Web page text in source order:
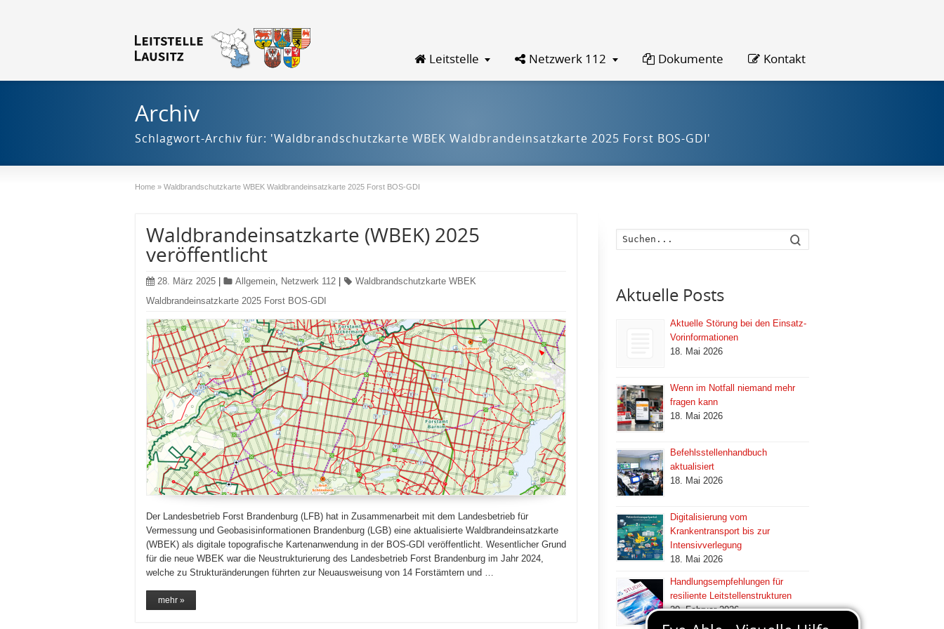
Leitstelle Netzwerk 112 Dokumente Kontakt
Archiv
Schlagwort-Archiv für: 'Waldbrandschutzkarte WBEK Waldbrandeinsatzkarte 2025 Forst BOS-GDI'
Home » Waldbrandschutzkarte WBEK Waldbrandeinsatzkarte 2025 Forst BOS-GDI
Waldbrandeinsatzkarte (WBEK) 2025
veröffentlicht
28. März 2025 Allgemein, Netzwerk 112
Waldbrandschutzkarte WBEK
Waldbrandeinsatzkarte 2025 Forst BOS-GDI
Der Landesbetrieb Forst Brandenburg (LFB) hat in Zusammenarbeit mit dem Landesbetrieb für
Vermessung und Geobasisinformationen Brandenburg (LGB) eine aktualisierte Waldbrandeinsatzkarte
(WBEK) als digitale topografische Kartenanwendung in der BOS-GDI veröffentlicht. Wesentlicher Grund
für die neue WBEK war die Neustrukturierung des Landesbetrieb Forst Brandenburg im Jahr 2024,
welche zu Strukturänderungen führten zur Neuausweisung von 14 Forstämtern und …
mehr »
Aktuelle Posts
Aktuelle Störung bei den Einsatz-
Vorinformationen
18. Mai 2026
Wenn im Notfall niemand mehr
fragen kann
18. Mai 2026
Befehlsstellenhandbuch
aktualisiert
18. Mai 2026
Digitalisierung vom
Krankentransport bis zur
Intensivverlegung
18. Mai 2026
Handlungsempfehlungen für
resiliente Leitstellenstrukturen
20. Februar 2026